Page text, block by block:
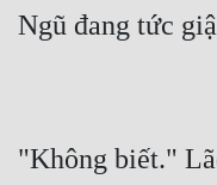
"Không biết."